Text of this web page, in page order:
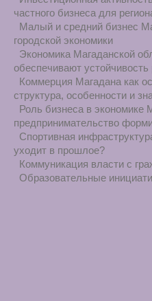
частного бизнеса для
Малый и средний бизнес
городской экономики
Экономика Магаданской
обеспечивают устойчивость
Коммерция Магадана как
структура, особенности и
Роль бизнеса в экономике
предпринимательство
Спортивная
уходит в прошлое?
Коммуникация власти с
Образовательные